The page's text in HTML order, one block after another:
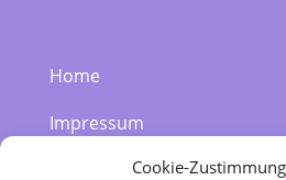
Cookie-Zustimmung
Home
Impressum
Datenschutzerklärung